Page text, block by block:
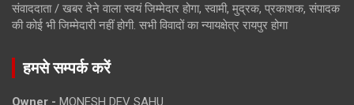
संवाददाता / खबर देने वाला स्वयं जिम्मेदार होगा, स्वामी, मुद्रक, प्रकाशक, संपादक
की कोई भी जिम्मेदारी नहीं होगी. सभी विवादों का न्यायक्षेत्र रायपुर होगा
हमसे सम्पर्क करें
Owner - MONESH DEV SAHU